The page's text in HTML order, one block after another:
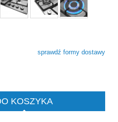
kosztów płatnościsprawdź formy dostawy
KOSZYKA